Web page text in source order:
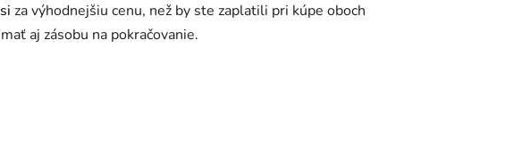
za výhodnejšiu cenu, než by ste zaplatili pri kúpe oboch
aj zásobu na pokračovanie.